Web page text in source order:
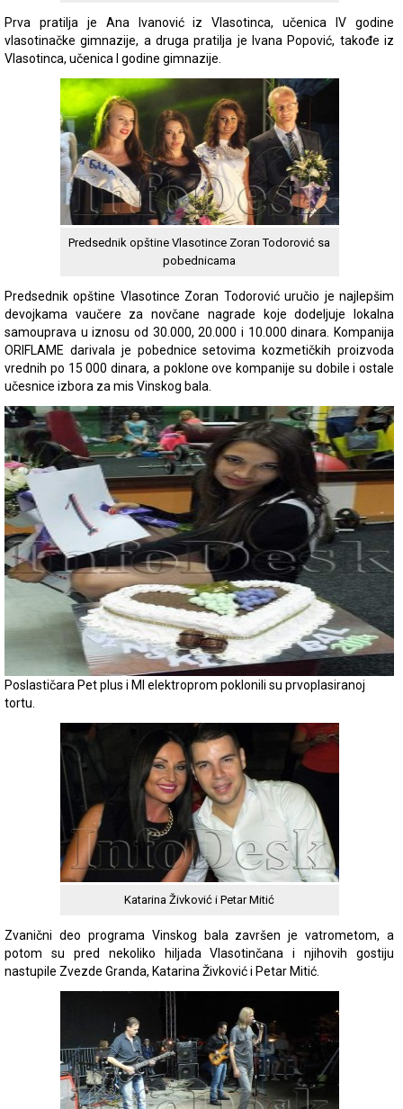
Prva pratilja je Ana Ivanović iz Vlasotinca, učenica IV godine
vlasotinačke gimnazije, a druga pratilja je Ivana Popović, takođe iz
Vlasotinca, učenica I godine gimnazije.
Predsednik opštine Vlasotince Zoran Todorović sa
pobednicama
Predsednik opštine Vlasotince Zoran Todorović uručio je najlepšim
devojkama vaučere za novčane nagrade koje dodeljuje lokalna
samouprava u iznosu od 30.000, 20.000 i 10.000 dinara. Kompanija
ORIFLAME darivala je pobednice setovima kozmetičkih proizvoda
vrednih po 15 000 dinara, a poklone ove kompanije su dobile i ostale
učesnice izbora za mis Vinskog bala.
Poslastičara Pet plus i MI elektroprom poklonili su prvoplasiranoj
tortu.
Katarina Živković i Petar Mitić
Zvanični deo programa Vinskog bala završen je vatrometom, a
potom su pred nekoliko hiljada Vlasotinčana i njihovih gostiju
nastupile Zvezde Granda, Katarina Živković i Petar Mitić.